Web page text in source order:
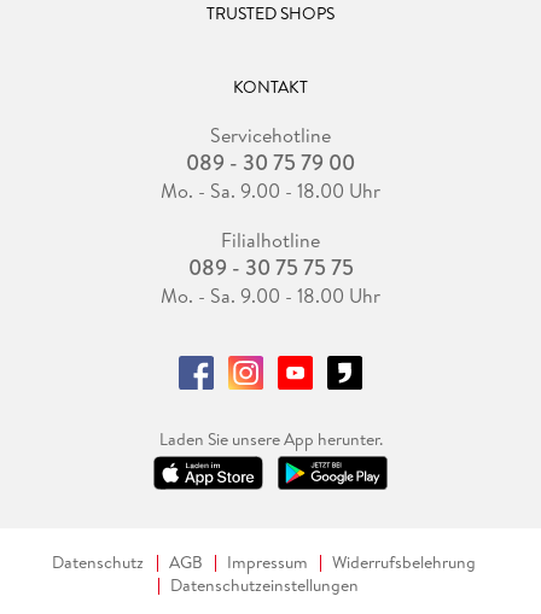
TRUSTED SHOPS
KONTAKT
Servicehotline
089 - 30 75 79 00
Mo. - Sa. 9.00 - 18.00 Uhr
Filialhotline
089 - 30 75 75 75
Mo. - Sa. 9.00 - 18.00 Uhr
Laden Sie unsere App herunter.
Datenschutz AGB Impressum
Widerrufsbelehrung
Datenschutzeinstellungen